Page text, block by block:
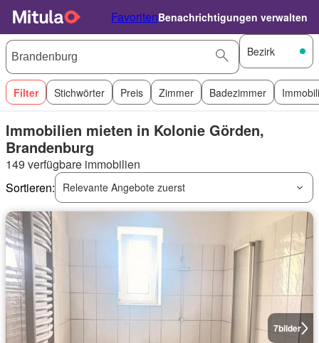
FavoritenBenachrichtigungen verwalten
Bezirk
Filter Stichwörter Preis Zimmer Badezimmer
Immobilien mieten in Kolonie Görden,
Brandenburg
149 verfügbare immobilien
Sortieren:
Relevante Angebote zuerst
7bilder